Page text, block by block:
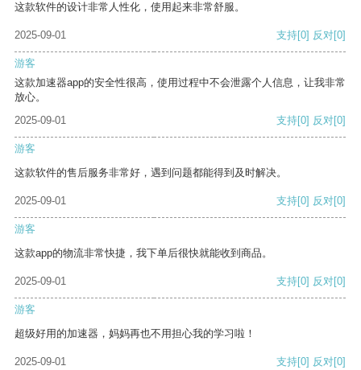
这款软件的设计非常人性化，使用起来非常舒服。
2025-09-01 支持[0] 反对[0]
游客
这款加速器app的安全性很高，使用过程中不会泄露个人信息，让我非常
放心。
2025-09-01
支持[0] 反对[0]
游客
这款软件的售后服务非常好，遇到问题都能得到及时解决。
2025-09-01 支持[0] 反对[0]
游客
这款app的物流非常快捷，我下单后很快就能收到商品。
2025-09-01 支持[0] 反对[0]
游客
超级好用的加速器，妈妈再也不用担心我的学习啦！
2025-09-01 支持[0] 反对[0]